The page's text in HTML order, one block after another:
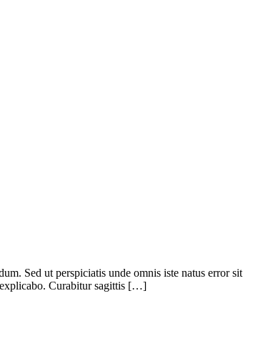
Sed ut perspiciatis unde omnis iste natus error sit
explicabo. Curabitur sagittis […]